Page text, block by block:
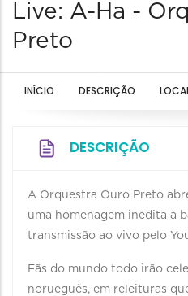
Live: A-Ha -
Preto
INÍCIO DESCRIÇÃO
DESCRIÇÃO
A Orquestra Ouro Preto
uma homenagem inédita à
transmissão ao vivo pelo
Fãs do mundo todo irão
norueguês, em releituras